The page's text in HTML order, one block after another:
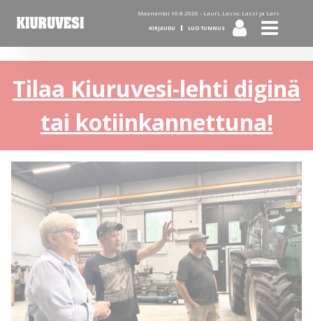
Maanantai 10.8.2026 - Lauri, Lasse, Lassi ja Lars
KIRJAUDU LUO TUNNUS
Tilaa Kiuruvesi-lehti diginä
tai kotiinkannettuna!